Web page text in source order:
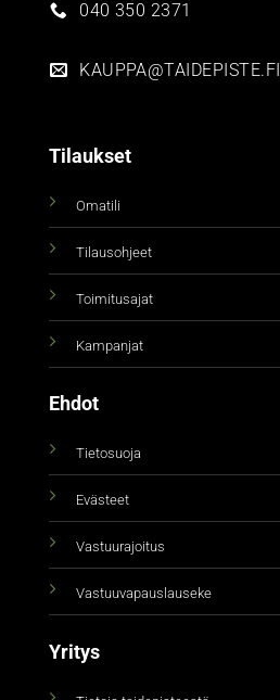
040 350 2371
KAUPPA@TAIDEPISTE.FI
Tilaukset
Omatili
Tilausohjeet
Toimitusajat
Kampanjat
Ehdot
Tietosuoja
Evästeet
Vastuurajoitus
Vastuuvapauslauseke
Yritys